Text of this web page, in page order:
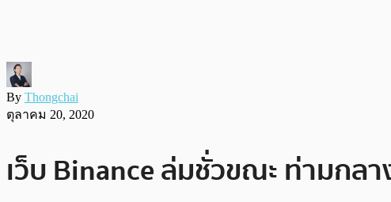
By Thongchai
ตุลาคม 20, 2020
เว็บ Binance ล่มชั่วขณะ ท่ามกล